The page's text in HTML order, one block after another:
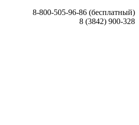
8-800-505-96-86 (бесплатный)
8 (3842) 900-328